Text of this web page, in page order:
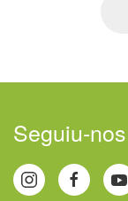
Seguiu-nos